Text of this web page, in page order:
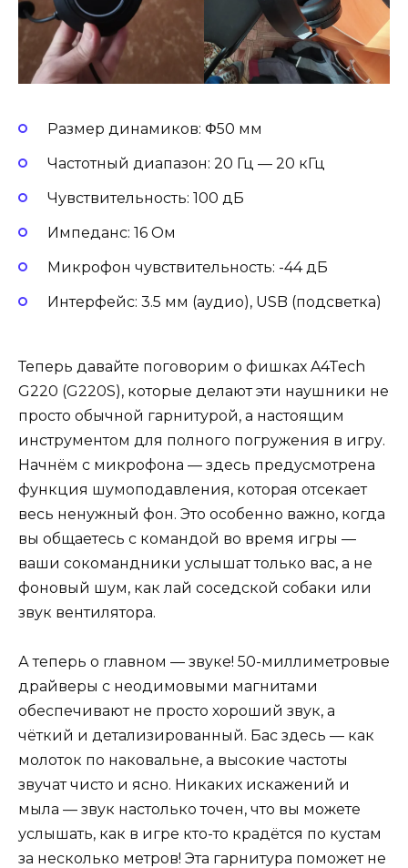
Размер динамиков: Φ50 мм
Частотный диапазон: 20 Гц — 20 кГц
Чувствительность: 100 дБ
Импеданс: 16 Ом
Микрофон чувствительность: -44 дБ
Интерфейс: 3.5 мм (аудио), USB (подсветка)
Теперь давайте поговорим о фишках A4Tech
G220 (G220S), которые делают эти наушники не
просто обычной гарнитурой, а настоящим
инструментом для полного погружения в игру.
Начнём с микрофона — здесь предусмотрена
функция шумоподавления, которая отсекает
весь ненужный фон. Это особенно важно, когда
вы общаетесь с командой во время игры —
ваши сокомандники услышат только вас, а не
фоновый шум, как лай соседской собаки или
звук вентилятора.
А теперь о главном — звуке! 50-миллиметровые
драйверы с неодимовыми магнитами
обеспечивают не просто хороший звук, а
чёткий и детализированный. Бас здесь — как
молоток по наковальне, а высокие частоты
звучат чисто и ясно. Никаких искажений и
мыла — звук настолько точен, что вы можете
услышать, как в игре кто-то крадётся по кустам
за несколько метров! Эта гарнитура поможет не